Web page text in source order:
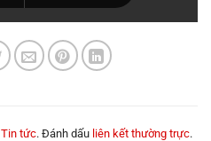
Tin tức. Đánh dấu liên kết thường trực.